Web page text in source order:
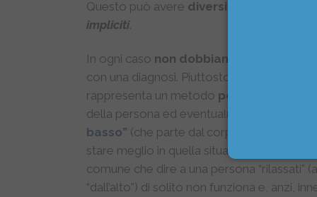
Questo può avere diversi motivi : essere
impliciti.
In ogni caso non dobbiamo confondere
con una diagnosi. Piuttosto la
rappresenta un metodo per empatizzare
della persona ed eventualmente
basso” (che parte dal corpo) per aiutarla,
stare meglio in quella situazione. Infatti, è
comune che dire a una persona “rilassati”
“dall’alto”) di solito non funziona e, anzi,